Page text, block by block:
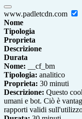
www.padletcdn.com
Nome
Tipologia
Proprieta
Descrizione
Durata
Nome: __cf_bm
Tipologia: analitico
Proprieta: 30 minuti
Descrizione: Questo
umani e bot. Ciò è
rapporti validi